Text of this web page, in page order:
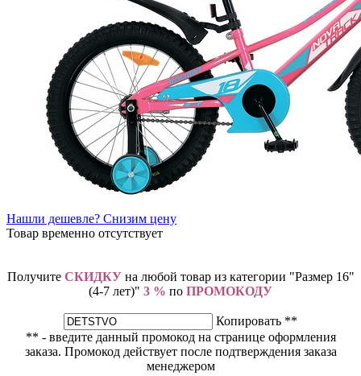
Нашли дешевле? Снизим цену
Товар временно отсутствует
Получите СКИДКУна любой товар из категории "Размер 16"
(4-7 лет)" 3 % по ПРОМОКОДУ
Копировать **
** - введите данный промокод на странице оформления
заказа. Промокод действует после подтверждения заказа
менеджером